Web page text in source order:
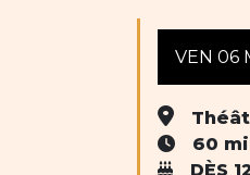
VEN 06
60
DÈS